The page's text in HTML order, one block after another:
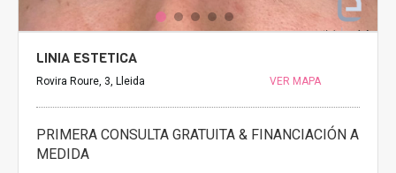
LINIA ESTETICA
Rovira Roure, 3, Lleida VER MAPA
PRIMERA CONSULTA GRATUITA & FINANCIACIÓN A
MEDIDA